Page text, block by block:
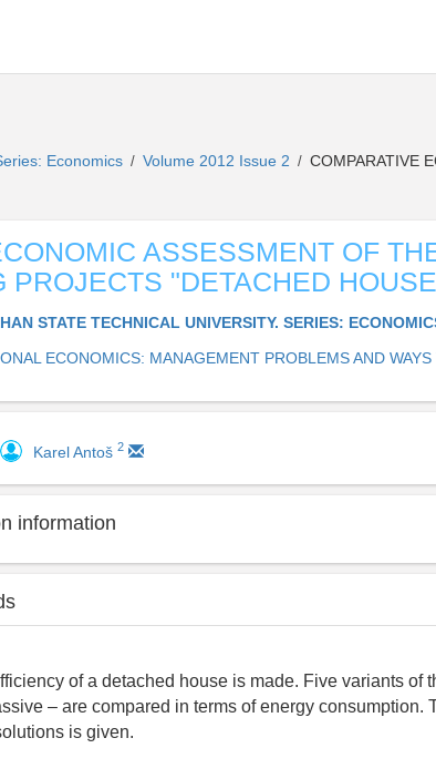
Economics / Volume 2012 Issue 2 / COMPARATIVE
ASSESSMENT OF
PROJECTS "DETACHED
STATE TECHNICAL UNIVERSITY. SERIES:
ECONOMICS: MANAGEMENT PROBLEMS AND
Karel Antoš 2
information
of a detached house is made. Five variants of
– are compared in terms of energy consumption.
is given.